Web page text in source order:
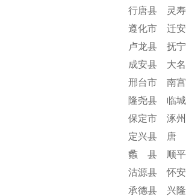
行唐县 灵
遵化市 迁
卢龙县 抚
成安县 大
邢台市 南
隆尧县 临
保定市 涿
定兴县 唐
蠡 县 顺
沽源县 怀
承德县 兴